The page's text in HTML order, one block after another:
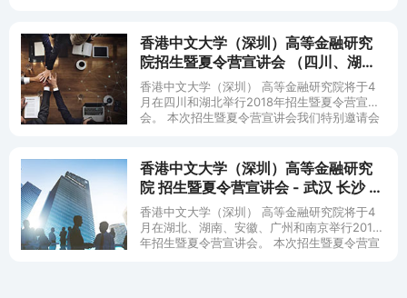
香港中文大学（深圳）高等金融研究
院招生暨夏令营宣讲会 （四川、湖
北）
香港中文大学（深圳） 高等金融研究院将于4
月在四川和湖北举行2018年招生暨夏令营宣讲
会。 本次招生暨夏令营宣讲会我们特别邀请会
香港中文大学（深圳）高等金融研究
院 招生暨夏令营宣讲会 - 武汉 长沙 合
肥 广州 南京
香港中文大学（深圳） 高等金融研究院将于4
月在湖北、湖南、安徽、广州和南京举行2018
年招生暨夏令营宣讲会。 本次招生暨夏令营宣